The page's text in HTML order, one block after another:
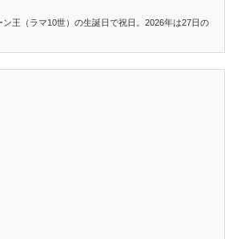
王（ラマ10世）の生誕日で祝日。2026年は27日の